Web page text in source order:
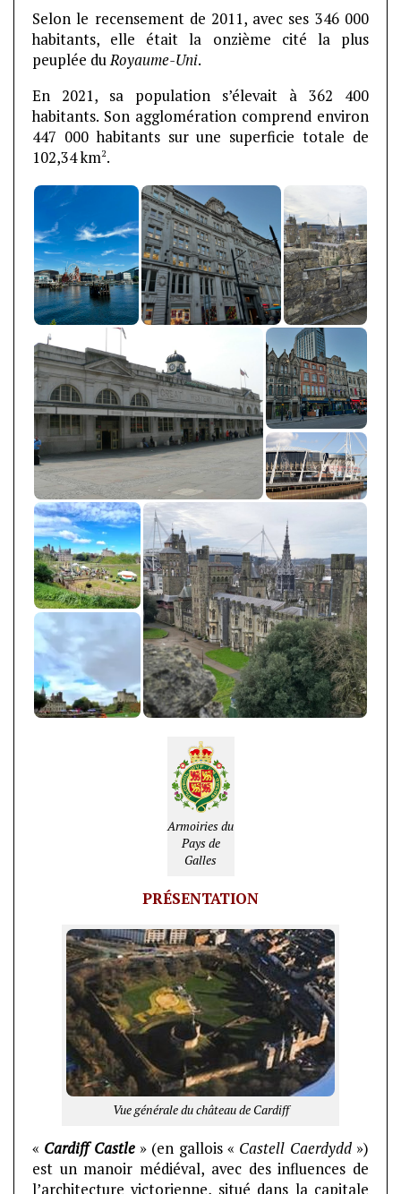
Selon le recensement de 2011, avec ses 346 000
habitants, elle était la onzième cité la plus
peuplée duRoyaume-Uni.
En 2021, sa population s’élevait à 362 400
habitants. Son agglomération comprend environ
447 000 habitants sur une superficie totale de
102,34 km2.
Armoiries du
Pays de
Galles
PRÉSENTATION
Vue générale du château de Cardiff
« Cardiff Castle» (en gallois « Castell Caerdydd»)
est un manoir médiéval, avec des influences de
l’architecture victorienne, situé dans la capitale